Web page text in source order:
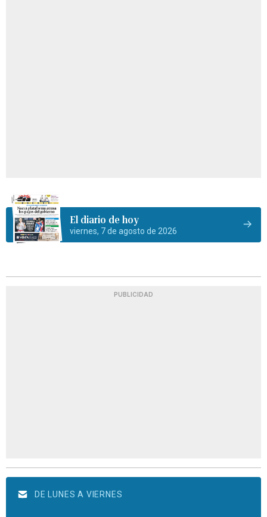
El diario de hoy
viernes, 7 de agosto de 2026
PUBLICIDAD
DE LUNES A VIERNES